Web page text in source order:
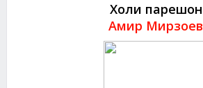
Холи парешон
Амир Мирзоев